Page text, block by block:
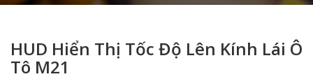
HUD Hiển Thị Tốc Độ Lên Kính Lái Ô
Tô M21